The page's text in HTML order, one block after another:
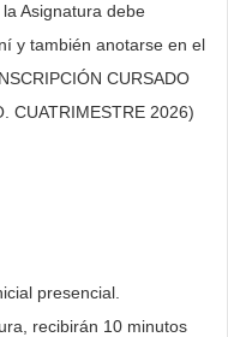
Asignatura debe
y también anotarse en el
CURSADO
CUATRIMESTRE 2026)
presencial.
recibirán 10 minutos